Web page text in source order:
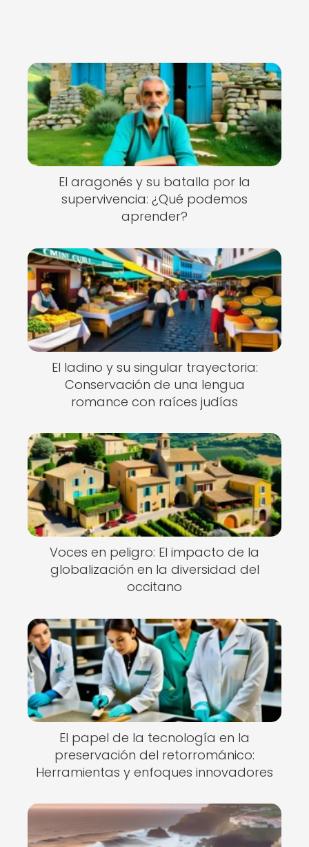
El aragonés y su batalla por la
supervivencia: ¿Qué podemos
aprender?
El ladino y su singular trayectoria:
Conservación de una lengua
romance con raíces judías
Voces en peligro: El impacto de la
globalización en la diversidad del
occitano
El papel de la tecnología en la
preservación del retorrománico:
Herramientas y enfoques innovadores